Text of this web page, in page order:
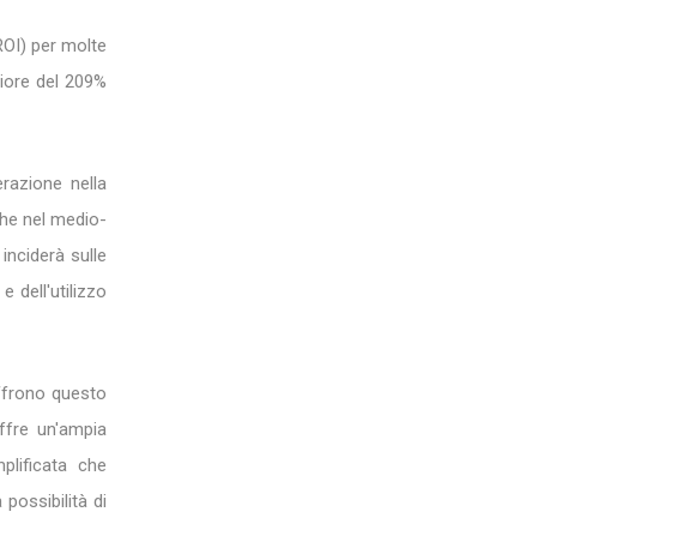
per molte
del 209%
nella
nel medio-
sulle
dell'utilizzo
questo
un'ampia
che
di